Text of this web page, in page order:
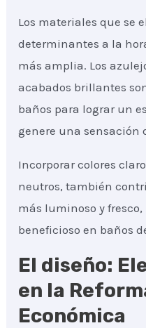
Los materiales que se
determinantes a la
más amplia. Los
acabados brillantes
baños para lograr un
genere una sensación
Incorporar colores
neutros, también
más luminoso y
beneficioso en baños
El diseño:
en la
Económica